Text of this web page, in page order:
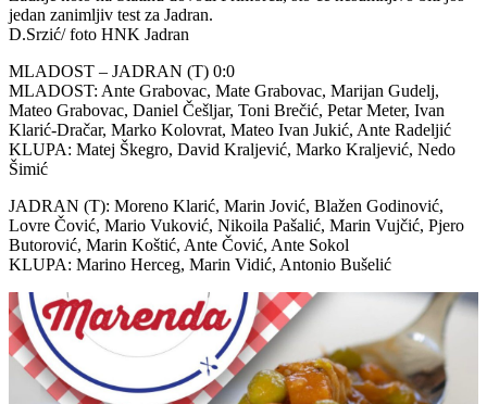
jedan zanimljiv test za Jadran.
D.Srzić/ foto HNK Jadran
MLADOST – JADRAN (T) 0:0
MLADOST: Ante Grabovac, Mate Grabovac, Marijan Gudelj,
Mateo Grabovac, Daniel Češljar, Toni Brečić, Petar Meter, Ivan
Klarić-Dračar, Marko Kolovrat, Mateo Ivan Jukić, Ante Radeljić
KLUPA: Matej Škegro, David Kraljević, Marko Kraljević, Nedo
Šimić
JADRAN (T): Moreno Klarić, Marin Jović, Blažen Godinović,
Lovre Čović, Mario Vuković, Nikoila Pašalić, Marin Vujčić, Pjero
Butorović, Marin Koštić, Ante Čović, Ante Sokol
KLUPA: Marino Herceg, Marin Vidić, Antonio Bušelić